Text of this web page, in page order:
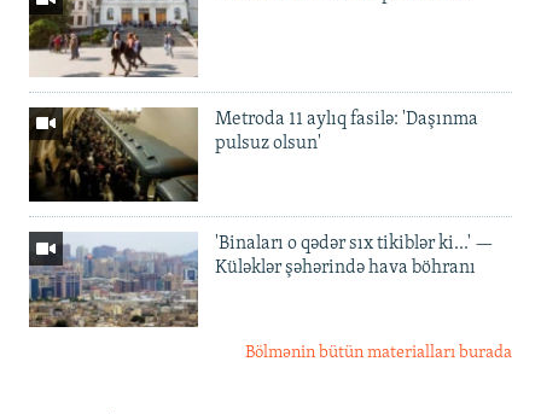
Metroda 11 aylıq fasilə: 'Daşınma
pulsuz olsun'
'Binaları o qədər sıx tikiblər ki...' —
Küləklər şəhərində hava böhranı
Bölmənin bütün materialları burada